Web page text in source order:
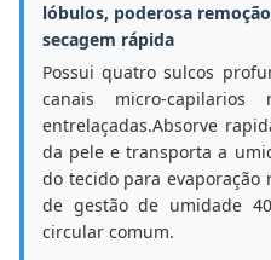
lóbulos, poderosa
secagem rápida
Possui quatro sulcos
canais micro-
entrelaçadas.Absorve
da pele e transporta a
do tecido para evaporação
de gestão de umidade
circular comum.